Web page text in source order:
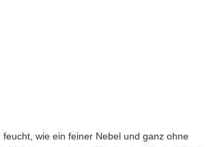
wie ein feiner Nebel und ganz ohne